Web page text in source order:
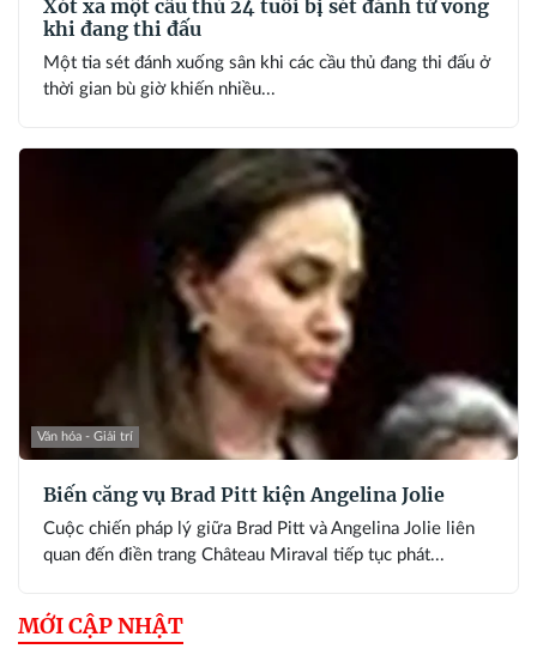
Xót xa một cầu thủ 24 tuổi bị sét đánh tử vong
khi đang thi đấu
Một tia sét đánh xuống sân khi các cầu thủ đang thi đấu ở
thời gian bù giờ khiến nhiều...
Văn hóa - Giải trí
Biến căng vụ Brad Pitt kiện Angelina Jolie
Cuộc chiến pháp lý giữa Brad Pitt và Angelina Jolie liên
quan đến điền trang Château Miraval tiếp tục phát...
MỚI CẬP NHẬT